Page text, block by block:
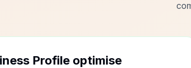
Profile optimise